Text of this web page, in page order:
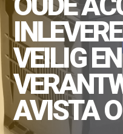
VEILIG EN
AVISTA